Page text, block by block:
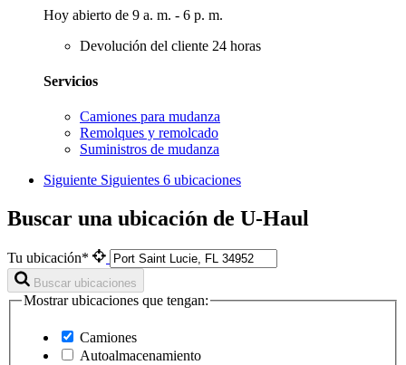
Hoy abierto de 9 a. m. - 6 p. m.
Devolución del cliente 24 horas
Servicios
Camiones para mudanza
Remolques y remolcado
Suministros de mudanza
Siguiente Siguientes 6 ubicaciones
Buscar una ubicación de U-Haul
Tu ubicación*
Buscar ubicaciones
Mostrar ubicaciones que tengan:
Camiones
Autoalmacenamiento